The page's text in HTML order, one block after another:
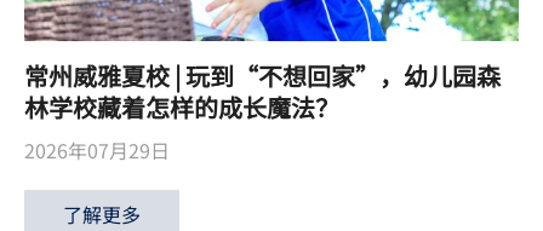
常州威雅夏校 | 玩到“不想回家”，幼儿园森
林学校藏着怎样的成长魔法？
2026年07月29日
了解更多